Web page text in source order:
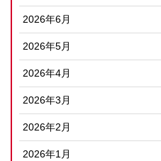
2026年6月
2026年5月
2026年4月
2026年3月
2026年2月
2026年1月